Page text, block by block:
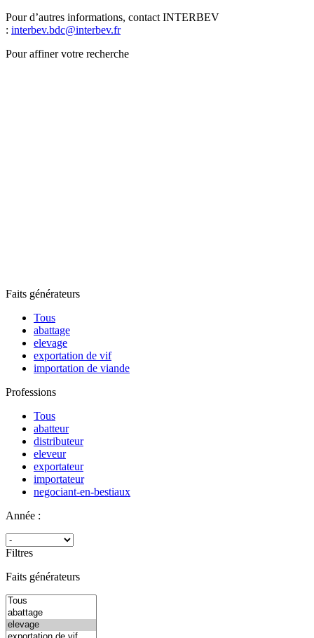
Pour d’autres informations, contact INTERBEV
: interbev.bdc@interbev.fr
Pour affiner votre recherche
Faits générateurs
Tous
abattage
elevage
exportation de vif
importation de viande
Professions
Tous
abatteur
distributeur
eleveur
exportateur
importateur
negociant-en-bestiaux
Année :
Filtres
Faits générateurs